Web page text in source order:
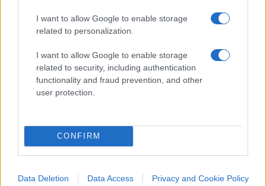
I want to allow Google to enable storage
related to personalization.
I want to allow Google to enable storage
related to security, including authentication
functionality and fraud prevention, and other
user protection.
CONFIRM
Data Deletion Data Access Privacy and Cookie Policy
#LIBERTÀ #LOCKDOWN
#PASQUETTA
Pagina
Precedente
PAGINA
70